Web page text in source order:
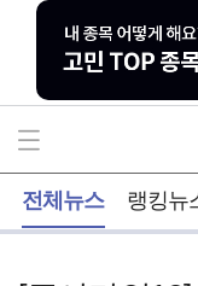
전체뉴스 랭킹뉴